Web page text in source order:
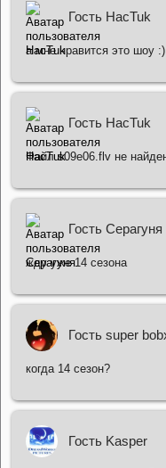
Гость HacTuk
а мне нравится это шоу :)
Гость HacTuk
Файл s09e06.flv не
Гость Серагуня
жду уже 14 сезона
Гость super
когда 14 сезон?
Гость Kasper